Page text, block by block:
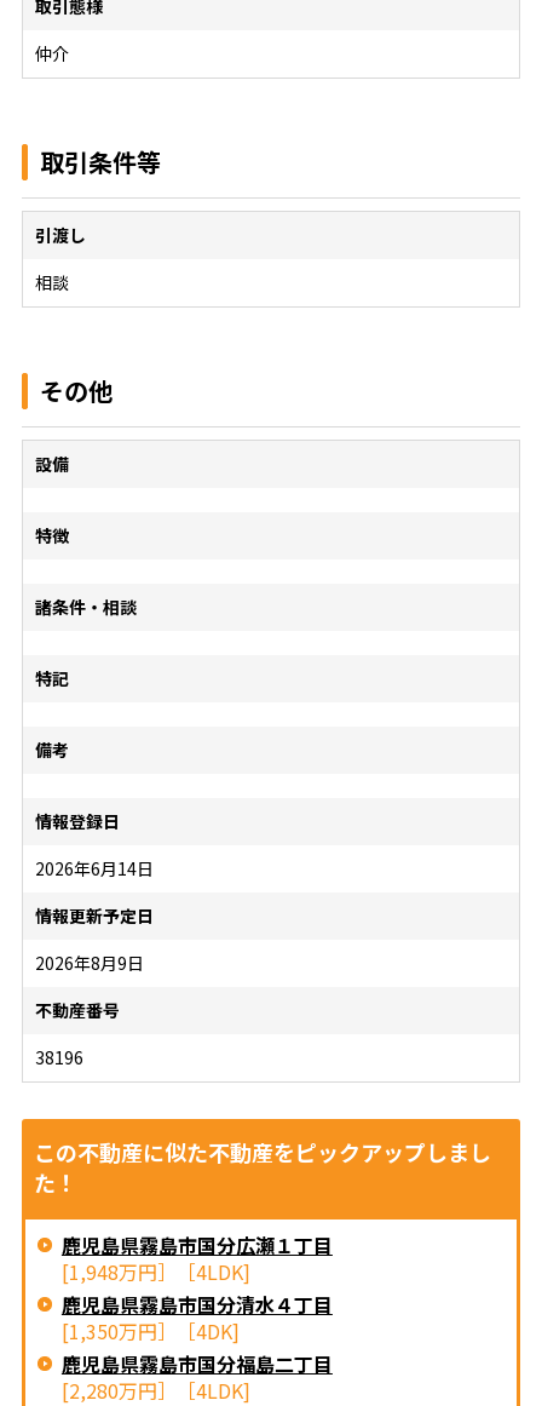
取引態様
仲介
取引条件等
引渡し
相談
その他
設備
特徴
諸条件・相談
特記
備考
情報登録日
2026年6月14日
情報更新予定日
2026年8月9日
不動産番号
38196
この不動産に似た不動産をピックアップしまし
た！
鹿児島県霧島市国分広瀬１丁目
[1,948万円］［4LDK]
鹿児島県霧島市国分清水４丁目
[1,350万円］［4DK]
鹿児島県霧島市国分福島二丁目
[2,280万円］［4LDK]